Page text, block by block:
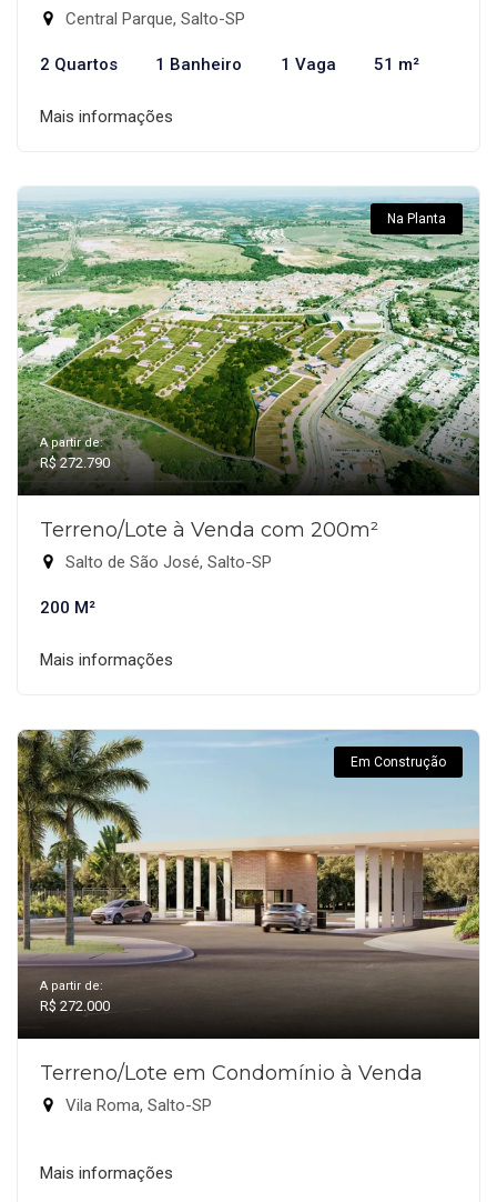
Central Parque, Salto-SP
2 Quartos 1 Banheiro 1 Vaga 51 m²
Mais informações
Na Planta
A partir de:
R$ 272.790
Terreno/Lote à Venda com 200m²
Salto de São José, Salto-SP
200 M²
Mais informações
Em Construção
A partir de:
R$ 272.000
Terreno/Lote em Condomínio à Venda
Vila Roma, Salto-SP
Mais informações